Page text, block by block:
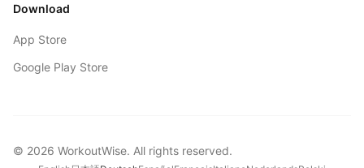
Download
App Store
Google Play Store
© 2026 WorkoutWise. All rights reserved.